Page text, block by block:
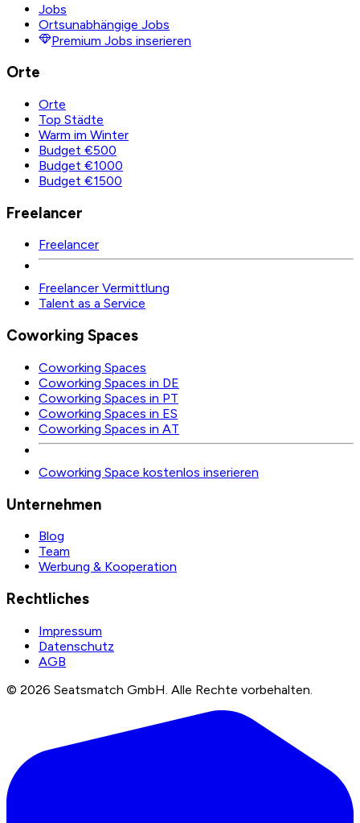
Jobs
Ortsunabhängige Jobs
Premium Jobs inserieren
Orte
Orte
Top Städte
Warm im Winter
Budget €500
Budget €1000
Budget €1500
Freelancer
Freelancer
Freelancer Vermittlung
Talent as a Service
Coworking Spaces
Coworking Spaces
Coworking Spaces in DE
Coworking Spaces in PT
Coworking Spaces in ES
Coworking Spaces in AT
Coworking Space kostenlos inserieren
Unternehmen
Blog
Team
Werbung & Kooperation
Rechtliches
Impressum
Datenschutz
AGB
© 2026 Seatsmatch GmbH. Alle Rechte vorbehalten.